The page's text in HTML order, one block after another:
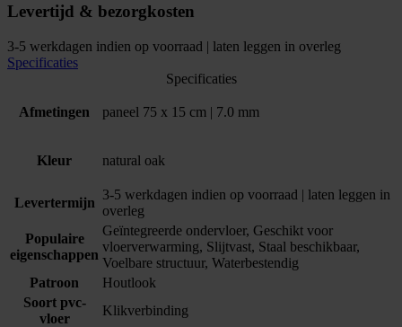
Levertijd & bezorgkosten
3-5 werkdagen indien op voorraad | laten leggen in overleg
Specificaties
Specificaties
Afmetingen paneel 75 x 15 cm | 7.0 mm
Kleur natural oak
Levertermijn
3-5 werkdagen indien op voorraad | laten leggen in
overleg
Populaire
eigenschappen
Geïntegreerde ondervloer, Geschikt voor
vloerverwarming, Slijtvast, Staal beschikbaar,
Voelbare structuur, Waterbestendig
Patroon
Houtlook
Soort pvc-
vloer
Klikverbinding